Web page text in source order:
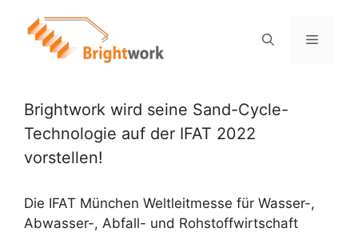
Brightwork wird seine Sand-Cycle-
Technologie auf der IFAT 2022
vorstellen!
Die IFAT München Weltleitmesse für Wasser-,
Abwasser-, Abfall- und Rohstoffwirtschaft